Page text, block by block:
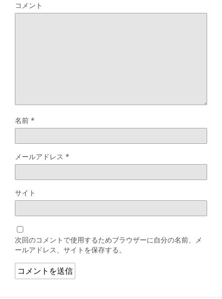
コメント
名前 *
メールアドレス *
サイト
次回のコメントで使用するためブラウザーに自分の名前、メ
ールアドレス、サイトを保存する。